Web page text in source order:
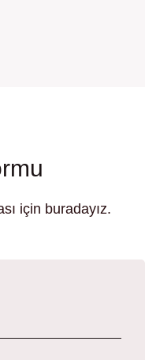
için buradayız.